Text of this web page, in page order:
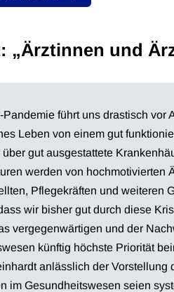
„Ärztinnen und
Pandemie führt uns drastisch
Leben von einem gut
gut ausgestattete
werden von hochmotivierten
Pflegekräften und weiteren
wir bisher gut durch diese
vergegenwärtigen und der
künftig höchste Priorität
anlässlich der Vorstellung
im Gesundheitswesen seien